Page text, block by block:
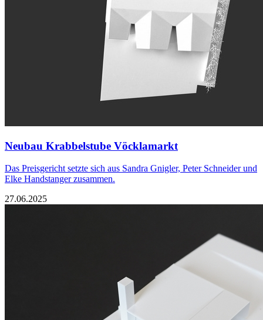
Neubau Krabbelstube Vöcklamarkt
Das Preisgericht setzte sich aus Sandra Gnigler, Peter Schneider und
Elke Handstanger zusammen.
27.06.2025